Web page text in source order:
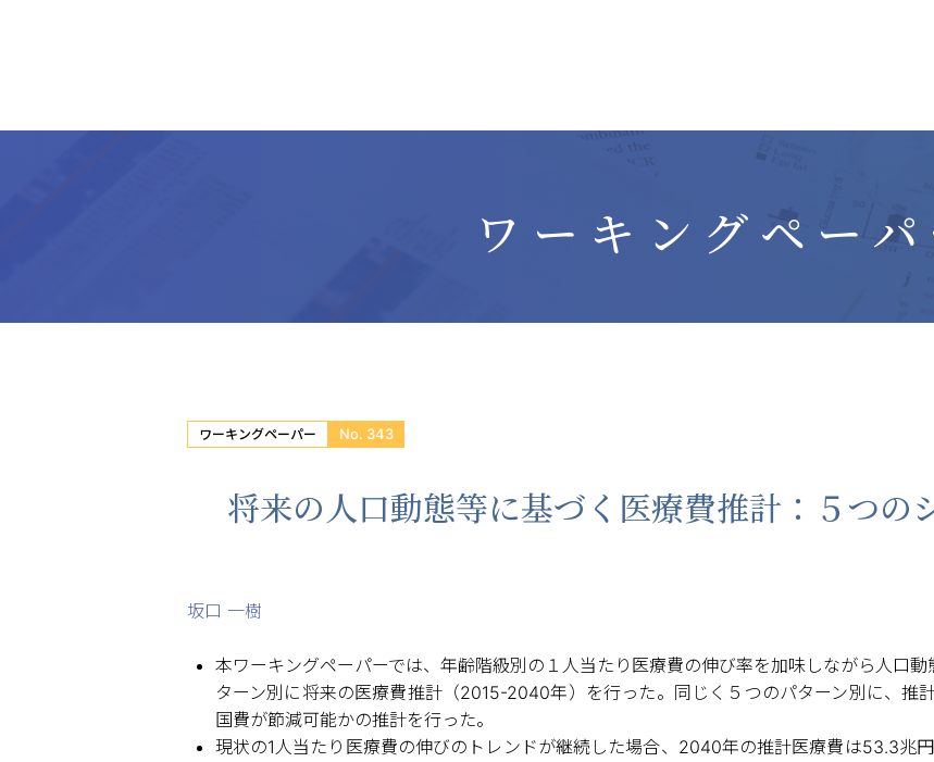
ワーキングペーパ
ワーキングペーパー No. 343
将来の人口動態等に基づく医療費推計：５つの
坂口 一樹
本ワーキングペーパーでは、年齢階級別の１人当たり医療費の伸び率を加味しながら人口
ターン別に将来の医療費推計（2015-2040年）を行った。同じく５つのパターン別に、推
国費が節減可能かの推計を行った。
現状の1人当たり医療費の伸びのトレンドが継続した場合、2040年の推計医療費は53.3兆